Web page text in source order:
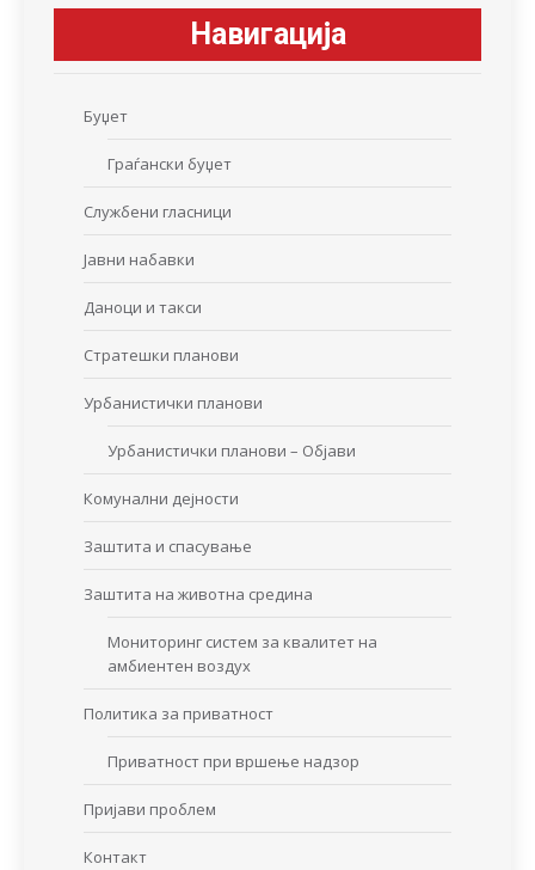
Навигација
Буџет
Граѓански буџет
Службени гласници
Јавни набавки
Даноци и такси
Стратешки планови
Урбанистички планови
Урбанистички планови – Објави
Комунални дејности
Заштита и спасување
Заштита на животна средина
Мониторинг систем за квалитет на
амбиентен воздух
Политика за приватност
Приватност при вршење надзор
Пријави проблем
Контакт